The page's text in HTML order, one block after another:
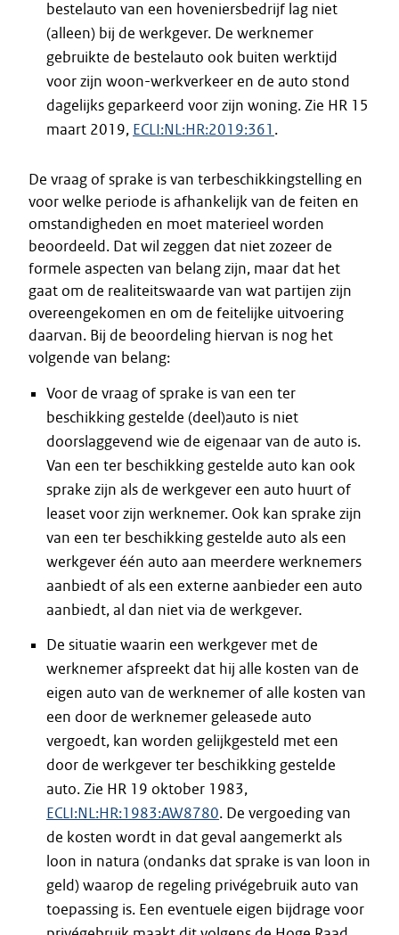
bestelauto van een hoveniersbedrijf lag niet
(alleen) bij de werkgever. De werknemer
gebruikte de bestelauto ook buiten werktijd
voor zijn woon-werkverkeer en de auto stond
dagelijks geparkeerd voor zijn woning. Zie HR 15
maart 2019, ECLI:NL:HR:2019:361 .
De vraag of sprake is van terbeschikkingstelling en
voor welke periode is afhankelijk van de feiten en
omstandigheden en moet materieel worden
beoordeeld. Dat wil zeggen dat niet zozeer de
formele aspecten van belang zijn, maar dat het
gaat om de realiteitswaarde van wat partijen zijn
overeengekomen en om de feitelijke uitvoering
daarvan. Bij de beoordeling hiervan is nog het
volgende van belang:
Voor de vraag of sprake is van een ter
beschikking gestelde (deel)auto is niet
doorslaggevend wie de eigenaar van de auto is.
Van een ter beschikking gestelde auto kan ook
sprake zijn als de werkgever een auto huurt of
leaset voor zijn werknemer. Ook kan sprake zijn
van een ter beschikking gestelde auto als een
werkgever één auto aan meerdere werknemers
aanbiedt of als een externe aanbieder een auto
aanbiedt, al dan niet via de werkgever.
De situatie waarin een werkgever met de
werknemer afspreekt dat hij alle kosten van de
eigen auto van de werknemer of alle kosten van
een door de werknemer geleasede auto
vergoedt, kan worden gelijkgesteld met een
door de werkgever ter beschikking gestelde
auto. Zie HR 19 oktober 1983,
ECLI:NL:HR:1983:AW8780. De vergoeding van
de kosten wordt in dat geval aangemerkt als
loon in natura (ondanks dat sprake is van loon in
geld) waarop de regeling privégebruik auto van
toepassing is. Een eventuele eigen bijdrage voor